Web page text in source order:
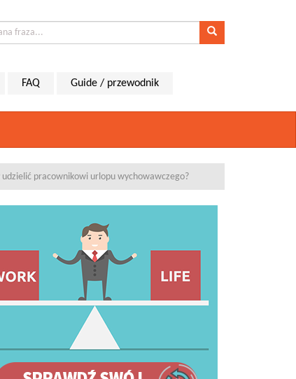
FAQ Guide / przewodnik
udzielić pracownikowi urlopu wychowawczego?